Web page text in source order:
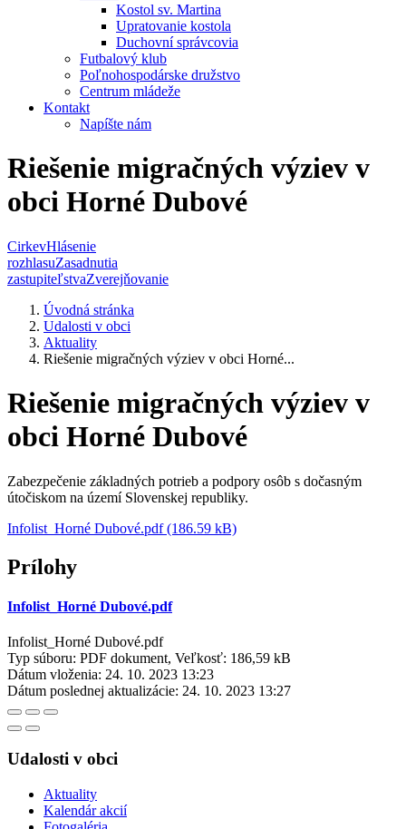
Kostol sv. Martina
Upratovanie kostola
Duchovní správcovia
Futbalový klub
Poľnohospodárske družstvo
Centrum mládeže
Kontakt
Napíšte nám
Riešenie migračných výziev v
obci Horné Dubové
CirkevHlásenie
rozhlasuZasadnutia
zastupiteľstvaZverejňovanie
Úvodná stránka
Udalosti v obci
Aktuality
Riešenie migračných výziev v obci Horné...
Riešenie migračných výziev v
obci Horné Dubové
Zabezpečenie základných potrieb a podpory osôb s dočasným
útočiskom na území Slovenskej republiky.
Infolist_Horné Dubové.pdf (186.59 kB)
Prílohy
Infolist_Horné Dubové.pdf
Infolist_Horné Dubové.pdf
Typ súboru: PDF dokument, Veľkosť: 186,59 kB
Dátum vloženia: 24. 10. 2023 13:23
Dátum poslednej aktualizácie: 24. 10. 2023 13:27
Udalosti v obci
Aktuality
Kalendár akcií